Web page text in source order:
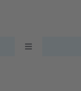
Toggle